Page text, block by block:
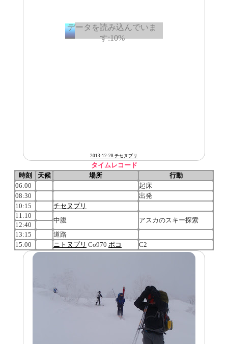
2013-12-28 チセヌプリ
タイムレコード
時刻
天候 場所
行動
06:00
起床
08:30
出発
10:15
チセヌプリ
11:10
中腹 アスカのスキー探索
12:40
13:15
道路
15:00
ニトヌプリ Co970 ポコ C2